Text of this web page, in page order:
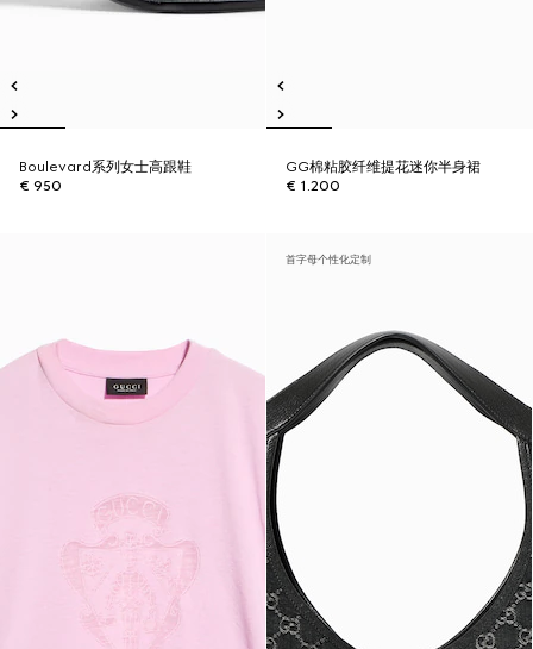
Boulevard系列女士高跟鞋
€ 950
GG棉粘胶纤维提花迷你半身裙
€ 1.200
首字母个性化定制